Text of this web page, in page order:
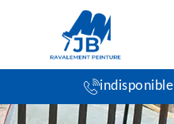
indisponible